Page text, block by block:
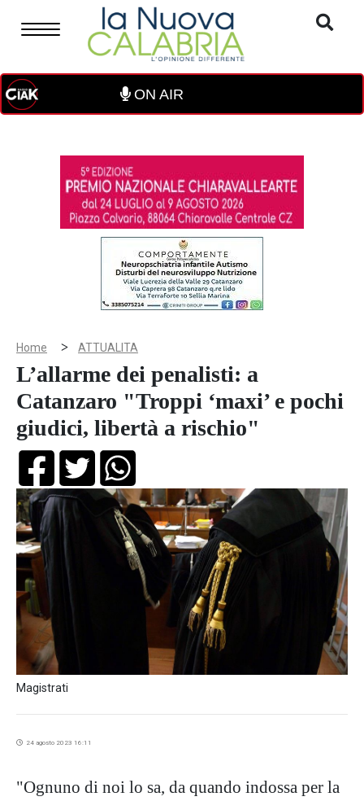
ON AIR
Home > ATTUALITA
L’allarme dei penalisti: a
Catanzaro "Troppi ‘maxi’ e pochi
giudici, libertà a rischio"
Magistrati
24 agosto 2023 16:11
"Ognuno di noi lo sa, da quando indossa per la